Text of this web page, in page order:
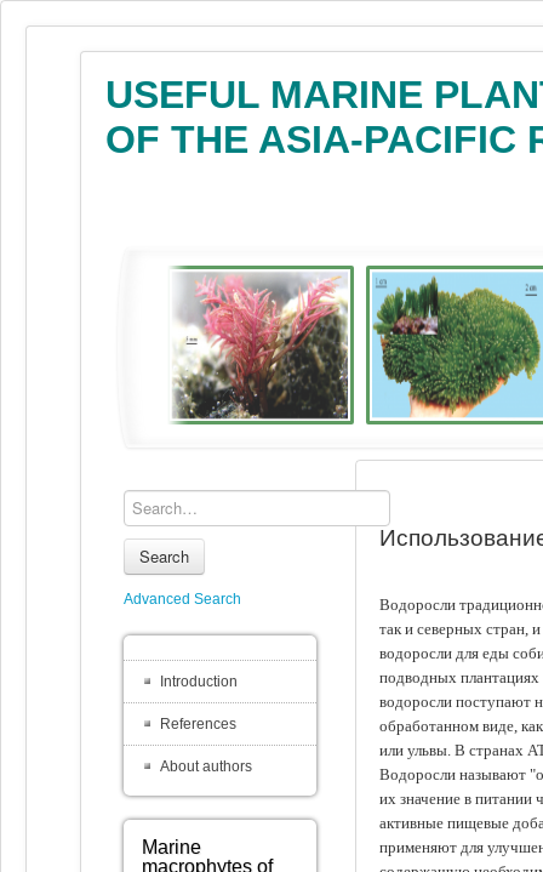
USEFUL MARINE
OF THE ASIA-PACIFIC
Водоросли
так и северных стран,
водоросли для еды
подводных
водоросли поступают
обработанном виде,
или ульвы. В странах
Водоросли называют
их значение в питании
активные пищевые
применяют для
Search
Advanced Search
Introduction
References
About authors
Marine
macrophytes of